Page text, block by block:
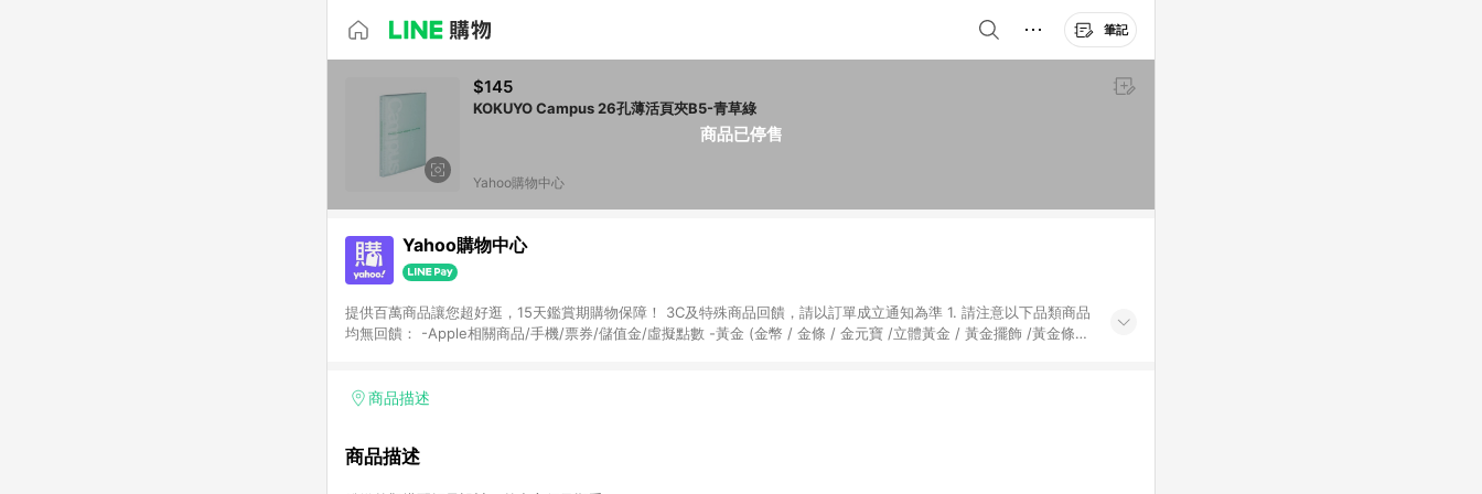
筆記
商品已停售
$145
KOKUYO Campus 26孔薄活頁夾B5-青草綠
Yahoo購物中心
Yahoo購物中心
提供百萬商品讓您超好逛，15天鑑賞期購物保障！ 3C及特殊商品回饋，請以訂單成立通知為準 1. 請注意以下品類商品
均無回饋： -Apple相關商品/手機/票券/儲值金/虛擬點數 -黃金 (金幣 / 金條 / 金元寶 /立體黃金 / 黃金擺飾 /黃金條
Yahoo超贈點回饋者 - 購物中心商店之商品：商品賣場中有標示「商店」及顯示商店名稱者(指定活動店家除外) 3. 訂
商品描述
商品描述